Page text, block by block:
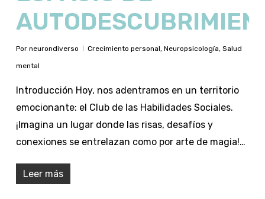
Por neurondiverso Crecimiento personal, Neuropsicología, Salud
mental
Introducción Hoy, nos adentramos en un territorio
emocionante: el Club de las Habilidades Sociales.
¡Imagina un lugar donde las risas, desafíos y
conexiones se entrelazan como por arte de magia!…
Leer más